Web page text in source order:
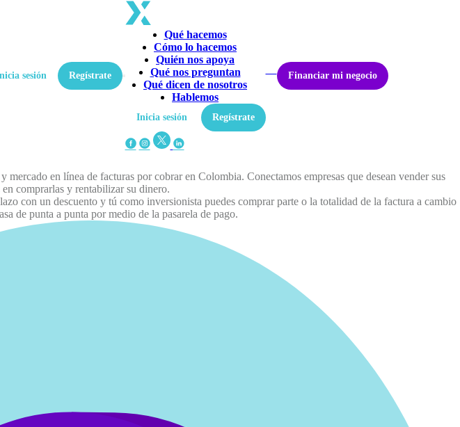
sesión Regístrate
Qué hacemos
Cómo lo hacemos
Quién nos apoya
Qué nos preguntan
Qué dicen de nosotros
Hablemos
Inicia sesión Regístrate
Financiar mi negocio
y mercado en línea de facturas por cobrar en Colombia. Conectamos empresas que desean vender sus
comprarlas y rentabilizar su dinero.
con un descuento y tú como inversionista puedes comprar parte o la totalidad de la factura a cambio
de punta a punta por medio de la pasarela de pago.